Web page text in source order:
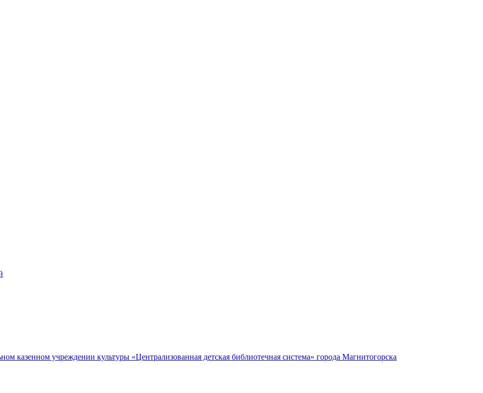
казенном учреждении культуры «Централизованная детская библиотечная система» города Магнитогорска